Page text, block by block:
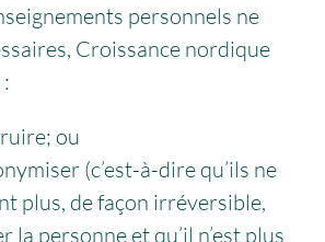
personnels ne
Croissance nordique
ou
(c’est-à-dire qu’ils ne
plus, de façon irréversible,
la personne et qu’il n’est plus